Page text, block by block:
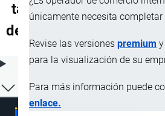
únicamente necesita
Revise las versiones premium
para la visualización de su
Para más información puede
enlace.
también vapor a baja
denominadas «de agua